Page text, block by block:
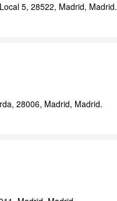
5, 28522, Madrid, Madrid.
28006, Madrid, Madrid.